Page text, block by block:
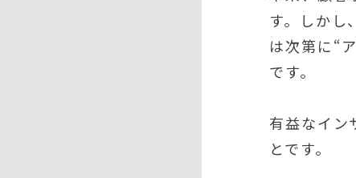
す。しかし
は次第に“
です。
有益なイン
とです。